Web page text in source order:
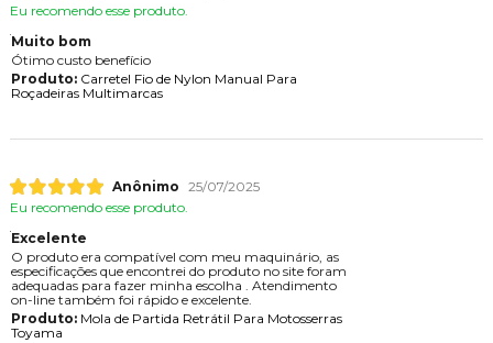
Eu recomendo esse produto.
Muito bom
Ótimo custo benefício
Produto:Carretel Fio de Nylon Manual Para
Roçadeiras Multimarcas
Anônimo 25/07/2025
Eu recomendo esse produto.
Excelente
O produto era compatível com meu maquinário, as
especificações que encontrei do produto no site foram
adequadas para fazer minha escolha . Atendimento
on-line também foi rápido e excelente.
Produto:Mola de Partida Retrátil Para Motosserras
Toyama